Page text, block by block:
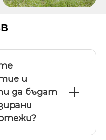
и
да бъдат